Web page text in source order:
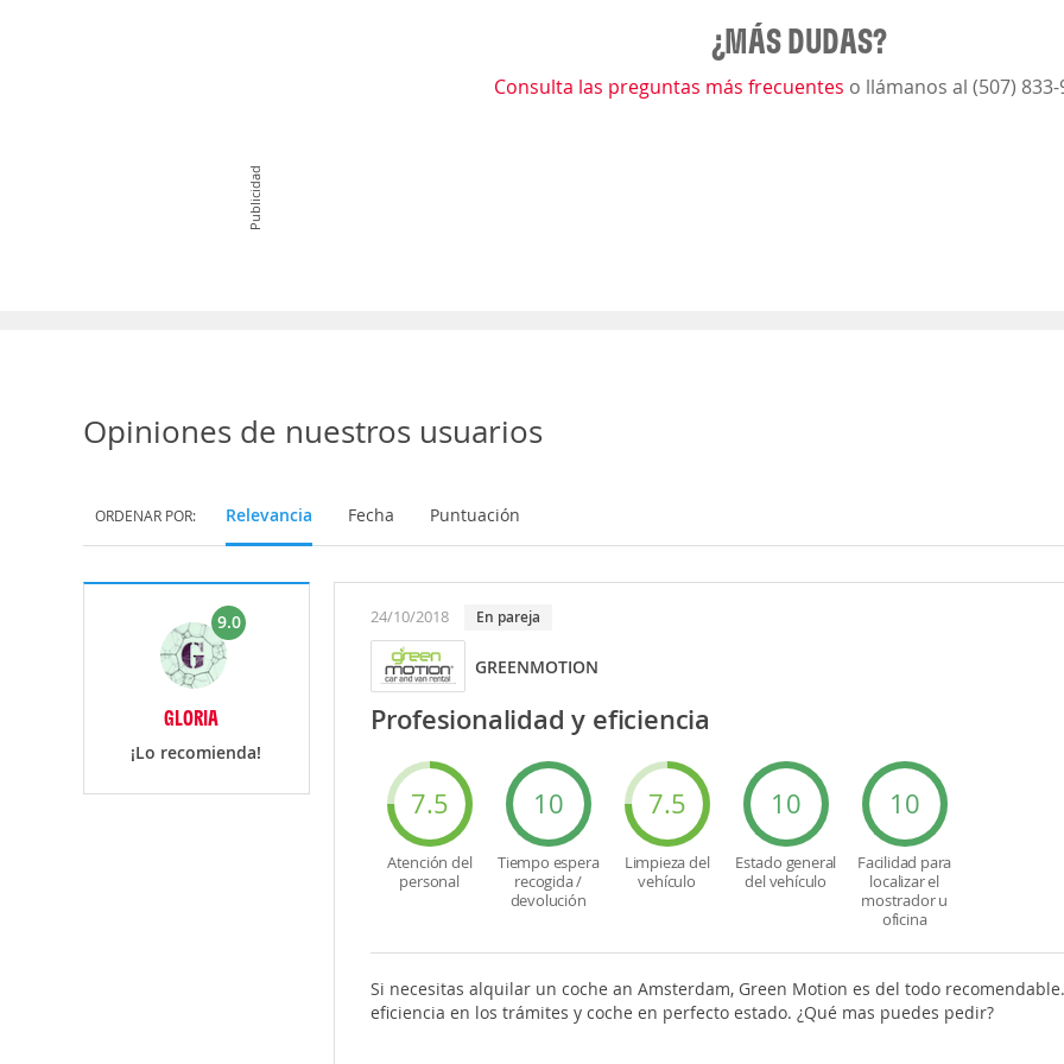
¿MÁS DUDAS?
Consulta las preguntas más frecuentes o llámanos al (507)
Publicidad
Opiniones de nuestros usuarios
ORDENAR POR: Relevancia Fecha Puntuación
9.0
GLORIA
¡Lo recomienda!
24/10/2018 En pareja
GREENMOTION
Profesionalidad y eficiencia
7.5
Atención del
personal
10
Tiempo espera
recogida /
devolución
7.5
Limpieza del
vehículo
10
Estado general
del vehículo
10
Facilidad para
localizar el
mostrador u
oficina
Si necesitas alquilar un coche an Amsterdam, Green Motion es del todo
eficiencia en los trámites y coche en perfecto estado. ¿Qué mas puedes pedir?